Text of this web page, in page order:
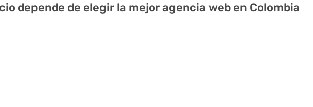
depende de elegir la mejor agencia web en Colombia